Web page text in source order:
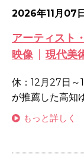
2026年11月07
アーティスト
映像
現代美
休：12月27日～
が推薦した高知
もっと詳しく